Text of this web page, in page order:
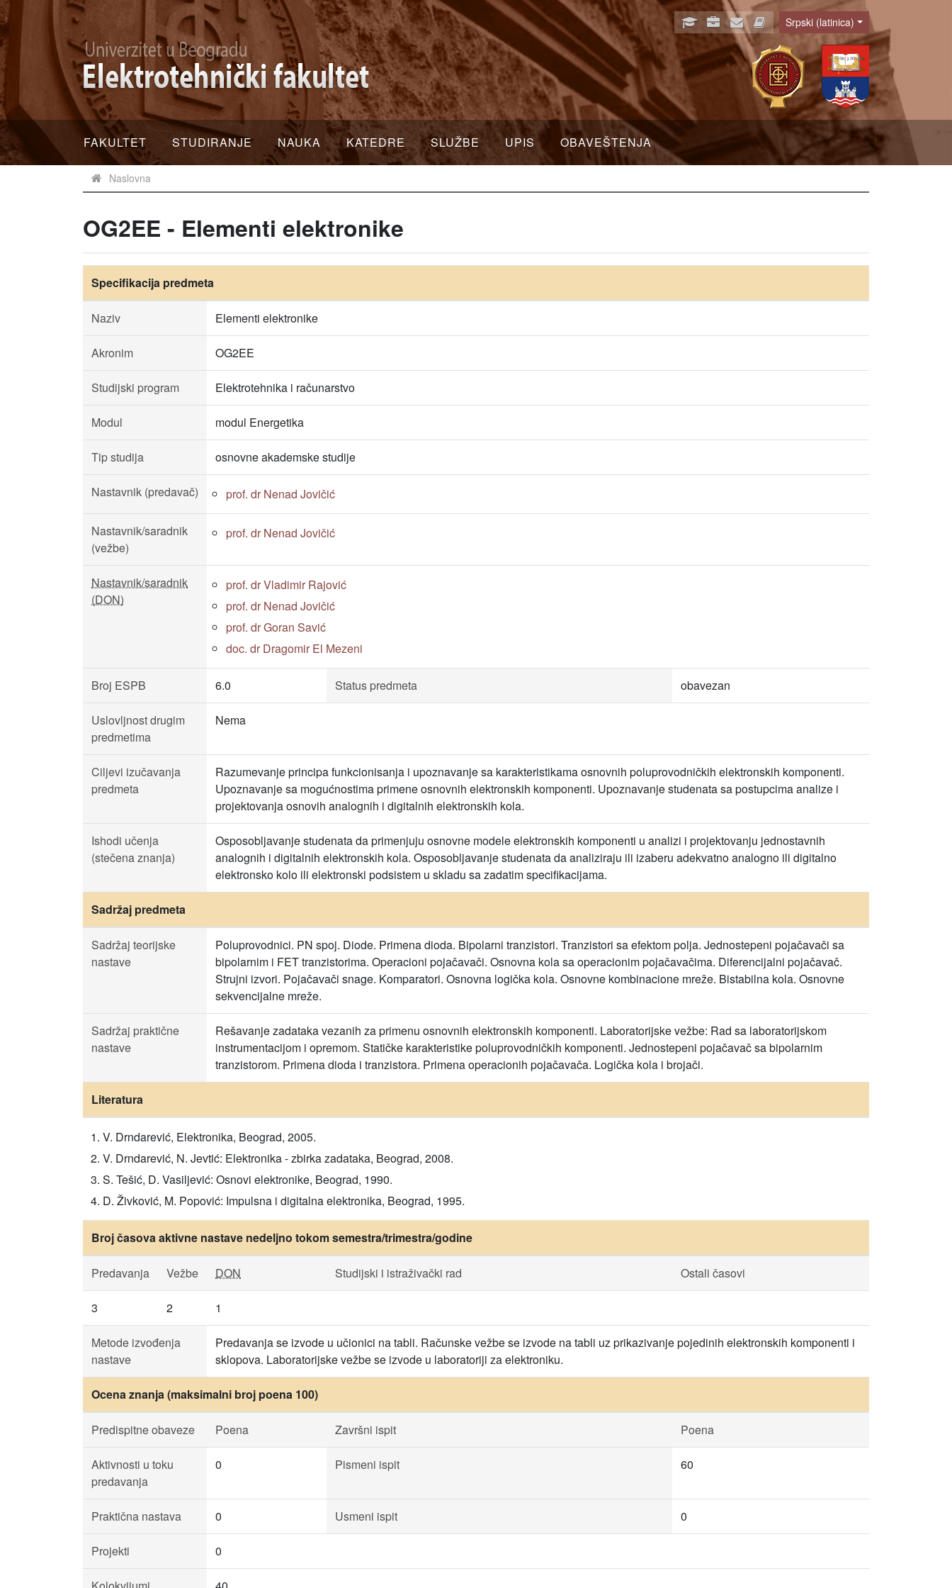
Language
Srpski (latinica)
FAKULTET STUDIRANJE NAUKA KATEDRE SLUŽBE UPIS OBAVEŠTENJA
Naslovna
OG2EE - Elementi elektronike
Specifikacija predmeta
Naziv Elementi elektronike
Akronim OG2EE
Studijski program Elektrotehnika i računarstvo
Modul modul Energetika
Tip studija osnovne akademske studije
Nastavnik (predavač) prof. dr Nenad Jovičić
Nastavnik/saradnik
(vežbe)
prof. dr Nenad Jovičić
Nastavnik/saradnik
(DON)
prof. dr Vladimir Rajović
prof. dr Nenad Jovičić
prof. dr Goran Savić
doc. dr Dragomir El Mezeni
Broj ESPB 6.0 Status predmeta obavezan
Uslovljnost drugim
predmetima
Nema
Ciljevi izučavanja
predmeta
Razumevanje principa funkcionisanja i upoznavanje sa karakteristikama osnovnih poluprovodničkih elektronskih komponenti.
Upoznavanje sa mogućnostima primene osnovnih elektronskih komponenti. Upoznavanje studenata sa postupcima analize i
projektovanja osnovih analognih i digitalnih elektronskih kola.
Ishodi učenja
(stečena znanja)
Osposobljavanje studenata da primenjuju osnovne modele elektronskih komponenti u analizi i projektovanju jednostavnih
analognih i digitalnih elektronskih kola. Osposobljavanje studenata da analiziraju ili izaberu adekvatno analogno ili digitalno
elektronsko kolo ili elektronski podsistem u skladu sa zadatim specifikacijama.
Sadržaj predmeta
Sadržaj teorijske
nastave
Poluprovodnici. PN spoj. Diode. Primena dioda. Bipolarni tranzistori. Tranzistori sa efektom polja. Jednostepeni pojačavači sa
bipolarnim i FET tranzistorima. Operacioni pojačavači. Osnovna kola sa operacionim pojačavačima. Diferencijalni pojačavač.
Strujni izvori. Pojačavači snage. Komparatori. Osnovna logička kola. Osnovne kombinacione mreže. Bistabilna kola. Osnovne
sekvencijalne mreže.
Sadržaj praktične
nastave
Rešavanje zadataka vezanih za primenu osnovnih elektronskih komponenti. Laboratorijske vežbe: Rad sa laboratorijskom
instrumentacijom i opremom. Statičke karakteristike poluprovodničkih komponenti. Jednostepeni pojačavač sa bipolarnim
tranzistorom. Primena dioda i tranzistora. Primena operacionih pojačavača. Logička kola i brojači.
Literatura
V. Drndarević, Elektronika, Beograd, 2005.
V. Drndarević, N. Jevtić: Elektronika - zbirka zadataka, Beograd, 2008.
S. Tešić, D. Vasiljević: Osnovi elektronike, Beograd, 1990.
D. Živković, M. Popović: Impulsna i digitalna elektronika, Beograd, 1995.
Broj časova aktivne nastave nedeljno tokom semestra/trimestra/godine
Predavanja Vežbe DON Studijski i istraživački rad Ostali časovi
3 2 1
Metode izvođenja
nastave
Predavanja se izvode u učionici na tabli. Računske vežbe se izvode na tabli uz prikazivanje pojedinih elektronskih komponenti i
sklopova. Laboratorijske vežbe se izvode u laboratoriji za elektroniku.
Ocena znanja (maksimalni broj poena 100)
Predispitne obaveze Poena Završni ispit Poena
Aktivnosti u toku
predavanja
0 Pismeni ispit 60
Praktična nastava 0 Usmeni ispit 0
Projekti 0